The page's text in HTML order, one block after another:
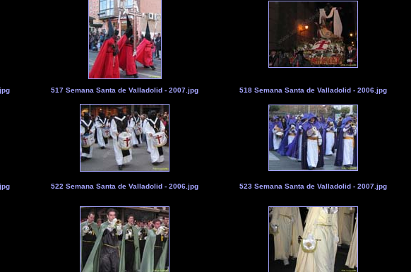
517 Semana Santa de Valladolid - 2007.jpg 518 Semana Santa de Valladolid - 2006.jpg
522 Semana Santa de Valladolid - 2006.jpg 523 Semana Santa de Valladolid - 2007.jpg